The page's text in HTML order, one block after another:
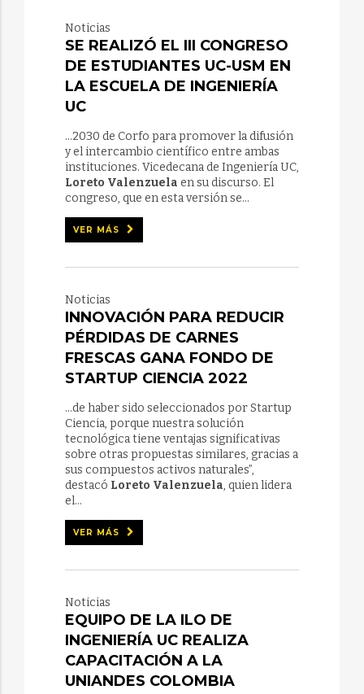
Noticias
SE REALIZÓ EL III CONGRESO
DE ESTUDIANTES UC-USM EN
LA ESCUELA DE INGENIERÍA
UC
...2030 de Corfo para promover la difusión
y el intercambio científico entre ambas
instituciones. Vicedecana de Ingeniería UC,
Loreto Valenzuela en su discurso. El
congreso, que en esta versión se...
VER MÁS
Noticias
INNOVACIÓN PARA REDUCIR
PÉRDIDAS DE CARNES
FRESCAS GANA FONDO DE
STARTUP CIENCIA 2022
...de haber sido seleccionados por Startup
Ciencia, porque nuestra solución
tecnológica tiene ventajas significativas
sobre otras propuestas similares, gracias a
sus compuestos activos naturales”,
destacó Loreto Valenzuela, quien lidera
el...
VER MÁS
Noticias
EQUIPO DE LA ILO DE
INGENIERÍA UC REALIZA
CAPACITACIÓN A LA
UNIANDES COLOMBIA